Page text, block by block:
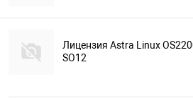
Лицензия Astra Linux
SO12